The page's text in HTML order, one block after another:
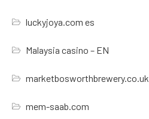
luckyjoya.com es
Malaysia casino – EN
marketbosworthbrewery.co.uk
mem-saab.com